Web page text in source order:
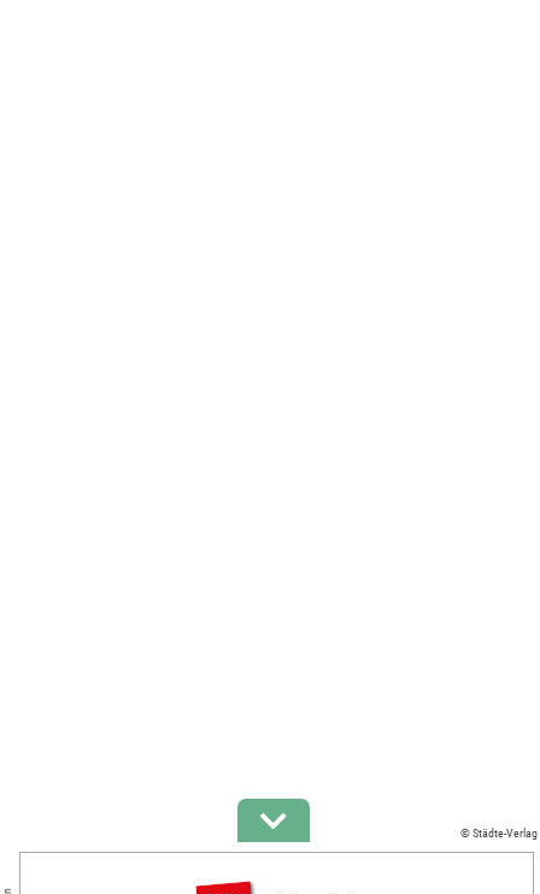
© Städte-Verlag